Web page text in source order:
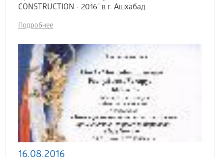
CONSTRUCTION - 2016" в г. Ашхабад
Подробнее
16.08.2016